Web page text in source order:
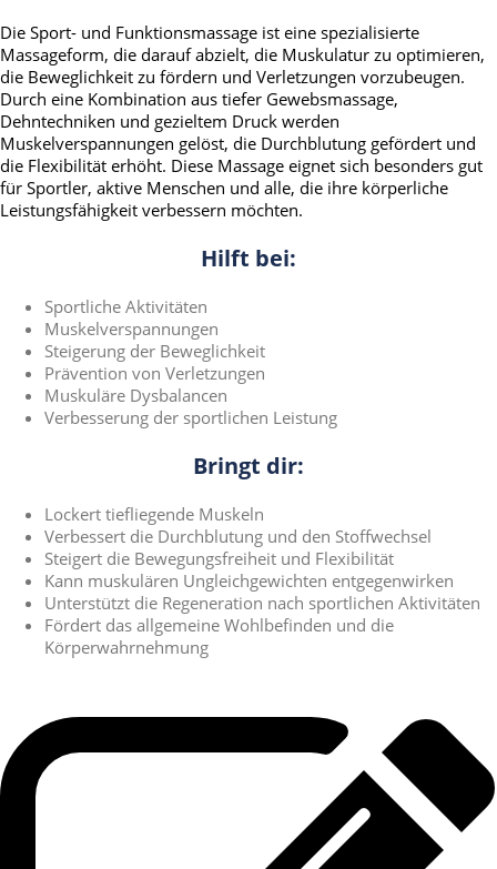
Die Sport- und Funktionsmassage ist eine spezialisierte
Massageform, die darauf abzielt, die Muskulatur zu optimieren,
die Beweglichkeit zu fördern und Verletzungen vorzubeugen.
Durch eine Kombination aus tiefer Gewebsmassage,
Dehntechniken und gezieltem Druck werden
Muskelverspannungen gelöst, die Durchblutung gefördert und
die Flexibilität erhöht. Diese Massage eignet sich besonders gut
für Sportler, aktive Menschen und alle, die ihre körperliche
Leistungsfähigkeit verbessern möchten.
Hilft bei:
Sportliche Aktivitäten
Muskelverspannungen
Steigerung der Beweglichkeit
Prävention von Verletzungen
Muskuläre Dysbalancen
Verbesserung der sportlichen Leistung
Bringt dir:
Lockert tiefliegende Muskeln
Verbessert die Durchblutung und den Stoffwechsel
Steigert die Bewegungsfreiheit und Flexibilität
Kann muskulären Ungleichgewichten entgegenwirken
Unterstützt die Regeneration nach sportlichen Aktivitäten
Fördert das allgemeine Wohlbefinden und die
Körperwahrnehmung